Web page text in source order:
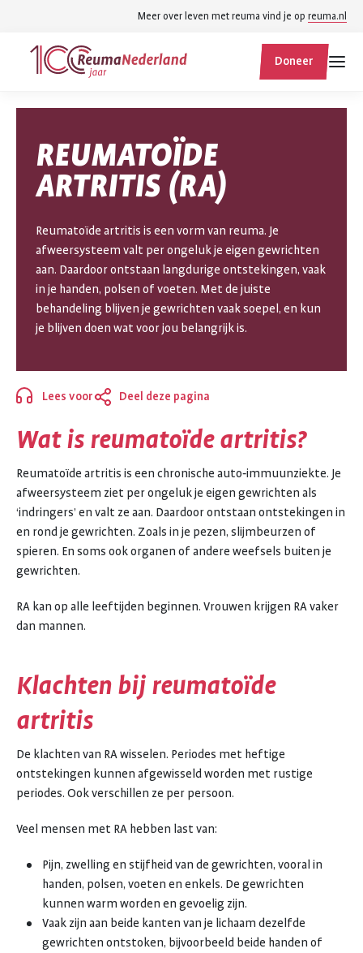
hoofdinhoud
footer
navigatie
Meer over leven met reuma vind je op reuma.nl
ReumaNederland
homepage
Doneer
binnen
reumanederland.nl
REUMATOÏDE
ARTRITIS (RA)
Reumatoïde artritis is een vorm van reuma. Je
afweersysteem valt per ongeluk je eigen gewrichten
aan. Daardoor ontstaan langdurige ontstekingen, vaak
in je handen, polsen of voeten. Met de juiste
behandeling blijven je gewrichten vaak soepel, en kun
je blijven doen wat voor jou belangrijk is.
Lees voor Deel deze pagina
Sluiten
Wat is reumatoïde artritis?
Reumatoïde artritis is een chronische auto‑immuunziekte. Je
afweersysteem ziet per ongeluk je eigen gewrichten als
‘indringers’ en valt ze aan. Daardoor ontstaan ontstekingen in
en rond je gewrichten. Zoals in je pezen, slijmbeurzen of
spieren. En soms ook organen of andere weefsels buiten je
gewrichten.
RA kan op alle leeftijden beginnen. Vrouwen krijgen RA vaker
dan mannen.
Klachten bij reumatoïde
artritis
De klachten van RA wisselen. Periodes met heftige
ontstekingen kunnen afgewisseld worden met rustige
periodes. Ook verschillen ze per persoon.
Veel mensen met RA hebben last van:
Pijn, zwelling en stijfheid van de gewrichten, vooral in
handen, polsen, voeten en enkels. De gewrichten
kunnen warm worden en gevoelig zijn.
Vaak zijn aan beide kanten van je lichaam dezelfde
gewrichten ontstoken, bijvoorbeeld beide handen of